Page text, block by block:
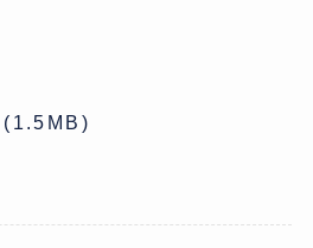
(1.5MB)